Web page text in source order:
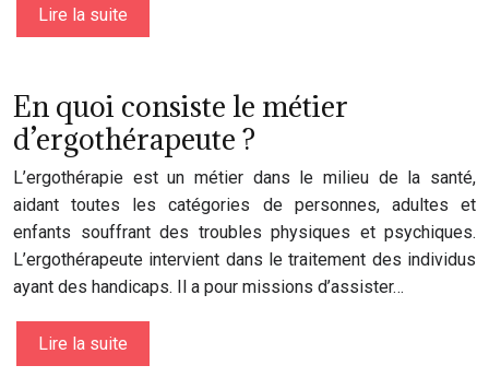
Lire la suite
En quoi consiste le métier
d’ergothérapeute ?
L’ergothérapie est un métier dans le milieu de la santé,
aidant toutes les catégories de personnes, adultes et
enfants souffrant des troubles physiques et psychiques.
L’ergothérapeute intervient dans le traitement des individus
ayant des handicaps. Il a pour missions d’assister…
Lire la suite